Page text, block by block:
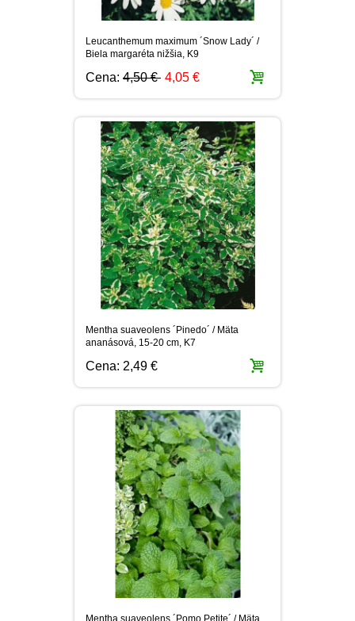
Leucanthemum maximum ´Snow Lady´ /
Biela margaréta nižšia, K9
Cena: 4,50 € 4,05 €
Mentha suaveolens ´Pinedo´ / Mäta
ananásová, 15-20 cm, K7
Cena: 2,49 €
Mentha suaveolens ´Pomo Petite´ / Mäta